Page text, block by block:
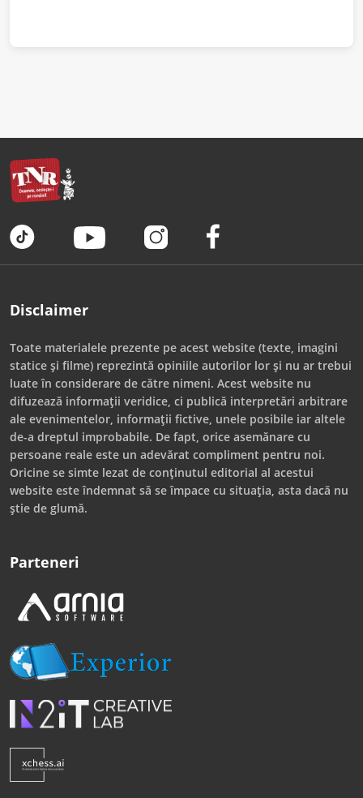
Disclaimer
Toate materialele prezente pe acest website (texte, imagini
statice și filme) reprezintă opiniile autorilor lor și nu ar trebui
luate în considerare de către nimeni. Acest website nu
difuzează informații veridice, ci publică interpretări arbitrare
ale evenimentelor, informații fictive, unele posibile iar altele
de-a dreptul improbabile. De fapt, orice asemănare cu
persoane reale este un adevărat compliment pentru noi.
Oricine se simte lezat de conținutul editorial al acestui
website este îndemnat să se împace cu situația, asta dacă nu
știe de glumă.
Parteneri